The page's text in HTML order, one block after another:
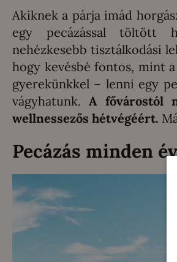
Akiknek a párja imád
egy pecázással töltött
nehézkesebb tisztálkodási
hogy kevésbé fontos, mint
gyerekünkkel – lenni egy
vágyhatunk. A fővárostól
wellnessezős hétvégéért.
Pecázás minden